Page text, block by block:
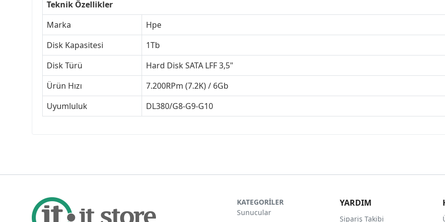
Teknik Özellikler
Marka
Hpe
Disk Kapasitesi
1Tb
Disk Türü
Hard Disk SATA LFF 3,5"
Ürün Hızı
7.200RPm (7.2K) / 6Gb
Uyumluluk
DL380/G8-G9-G10
KATEGORİLER
Sunucular
YARDIM
Sipariş Takibi